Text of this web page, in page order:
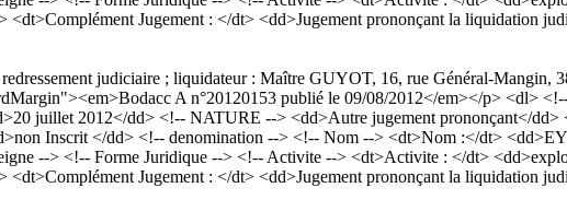
Jugement : </dt> <dd>Jugement prononçant la liquidation
judiciaire ; liquidateur : Maître GUYOT, 16, rue Général-Mangin,
A n°20120153 publié le 09/08/2012</em></p> <dl>
juillet 2012</dd> <!-- NATURE --> <dd>Autre jugement prononçant</dd>
Inscrit </dd> <!-- denomination --> <!-- Nom --> <dt>Nom :</dt>
--> <!-- Forme Juridique --> <!-- Activite --> <dt>Activite : </dt>
Jugement : </dt> <dd>Jugement prononçant la liquidation